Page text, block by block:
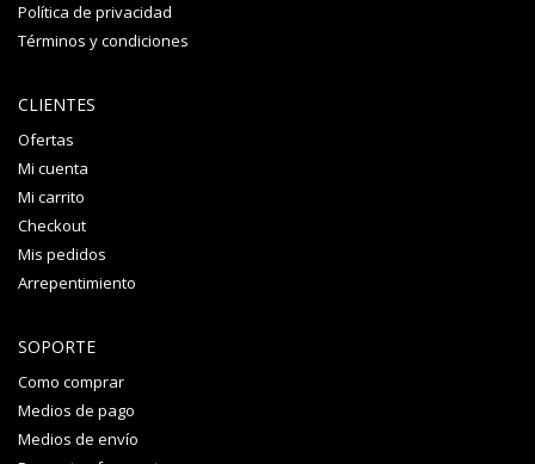
Política de privacidad
Términos y condiciones
CLIENTES
Ofertas
Mi cuenta
Mi carrito
Checkout
Mis pedidos
Arrepentimiento
SOPORTE
Como comprar
Medios de pago
Medios de envío